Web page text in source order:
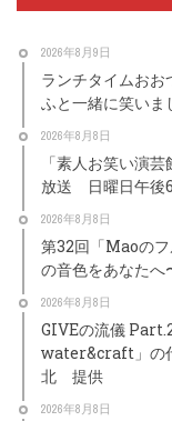
2026年8月9日
ランチタイムお
ふと一緒に笑いま
2026年8月8日
「素人お笑い演
放送 日曜日午後
2026年8月8日
第32回「Maoの
の音色をあなた
2026年8月8日
GIVEの流儀
water&craft」の
北 提供
2026年8月8日